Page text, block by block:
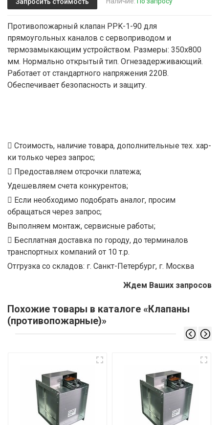
Противопожарный клапан PPK-1-90 для
прямоугольных каналов с сервоприводом и
термозамыкающим устройством. Размеры: 350х800
мм. Нормально открытый тип. Огнезадерживающий.
Работает от стандартного напряжения 220В.
Обеспечивает безопасность и защиту.
Стоимость, наличие товара, дополнительные тех. хар-
ки только через запрос;
Предоставляем отсрочки платежа;
Удешевляем счета конкурентов;
Если необходимо подобрать аналог, просим
обращаться через запрос;
Выполняем монтаж, сервисные работы;
Бесплатная доставка по городу, до терминалов
транспортных компаний от 10 т.р.
Отгрузка со складов: г. Санкт-Петербург, г. Москва
Ждем Ваших запросов
Похожие товары в каталоге «Клапаны
(противопожарные)»